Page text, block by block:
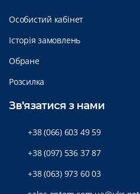
Особистий кабінет
Історія замовлень
Обране
Розсилка
Зв'язатися з нами
+38 (066) 603 49 59
+38 (097) 536 37 87
+38 (063) 973 60 03